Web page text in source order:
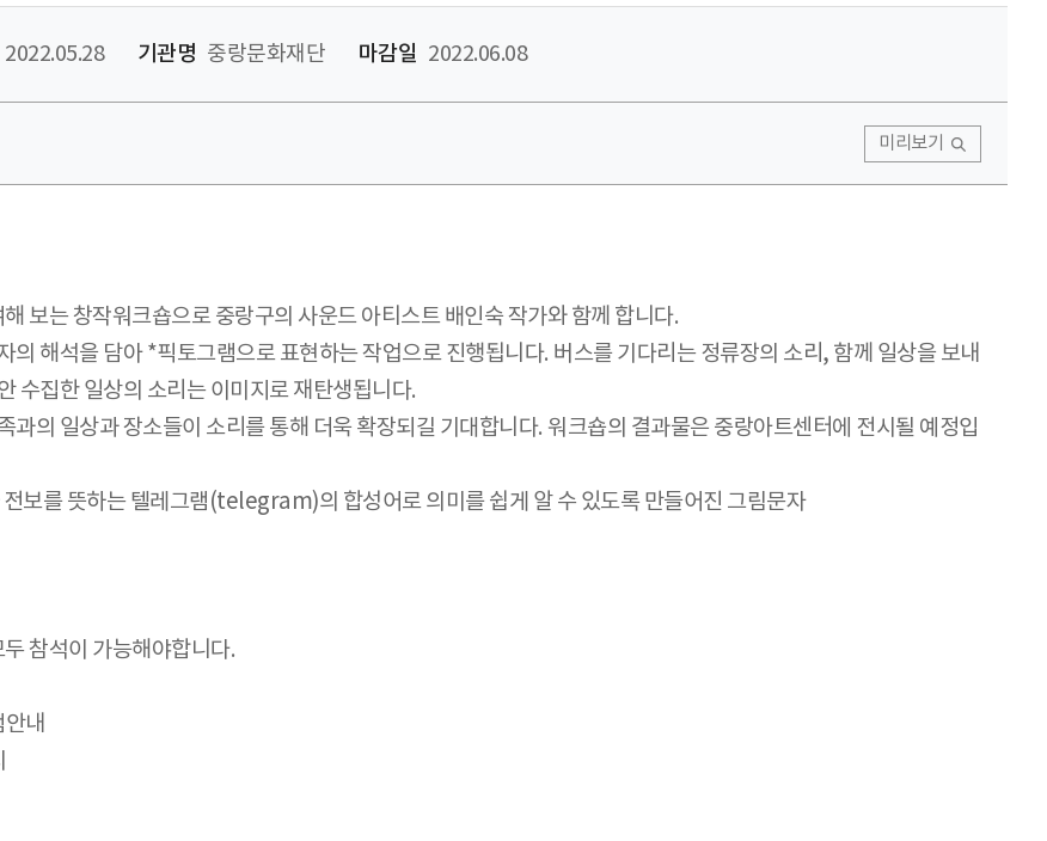
2022.05.28 기관명 중랑문화재단 마감일 2022.06.08
미리보기
보는 창작워크숍으로 중랑구의 사운드 아티스트 배인숙 작가와 함께 합니다.
해석을 담아 *픽토그램으로 표현하는 작업으로 진행됩니다. 버스를 기다리는 정류장의 소리, 함께 일상을 보내
수집한 일상의 소리는 이미지로 재탄생됩니다.
의 일상과 장소들이 소리를 통해 더욱 확장되길 기대합니다. 워크숍의 결과물은 중랑아트센터에 전시될 예정입
를 뜻하는 텔레그램(telegram)의 합성어로 의미를 쉽게 알 수 있도록 만들어진 그림문자
참석이 가능해야합니다.
내